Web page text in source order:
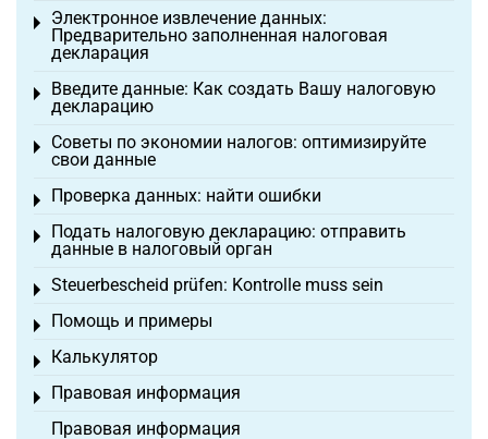
Электронное извлечение данных:
Предварительно заполненная налоговая
декларация
Toggle menu
Введите данные: Как создать Вашу налоговую
декларацию
Toggle menu
Советы по экономии налогов: оптимизируйте
свои данные
Toggle menu
Проверка данных: найти ошибки
Toggle menu
Подать налоговую декларацию: отправить
данные в налоговый орган
Toggle menu
Steuerbescheid prüfen: Kontrolle muss sein
Toggle menu
Помощь и примеры
Toggle menu
Калькулятор
Toggle menu
Правовая информация
Toggle menu
Правовая информация